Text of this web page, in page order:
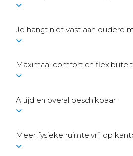
Je hangt niet vast aan oudere
Maximaal comfort en flexibiliteit
Altijd en overal beschikbaar
Meer fysieke ruimte vrij op